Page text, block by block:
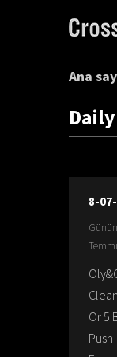
Ana
8-07-
Or 5